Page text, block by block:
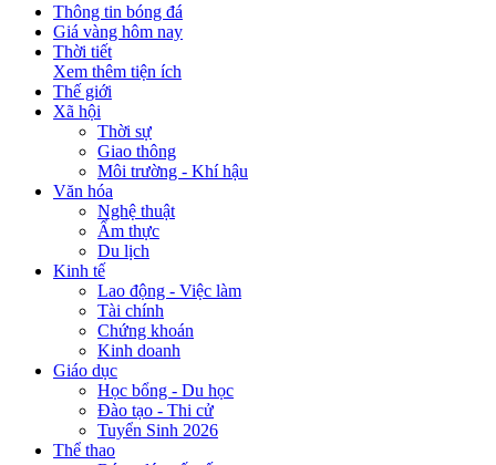
Thông tin bóng đá
Giá vàng hôm nay
Thời tiết
Xem thêm tiện ích
Thế giới
Xã hội
Thời sự
Giao thông
Môi trường - Khí hậu
Văn hóa
Nghệ thuật
Ẩm thực
Du lịch
Kinh tế
Lao động - Việc làm
Tài chính
Chứng khoán
Kinh doanh
Giáo dục
Học bổng - Du học
Đào tạo - Thi cử
Tuyển Sinh 2026
Thể thao